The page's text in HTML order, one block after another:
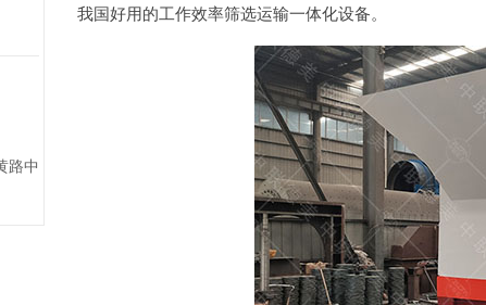
路中
我国好用的工作效率筛选运输一体化设备。